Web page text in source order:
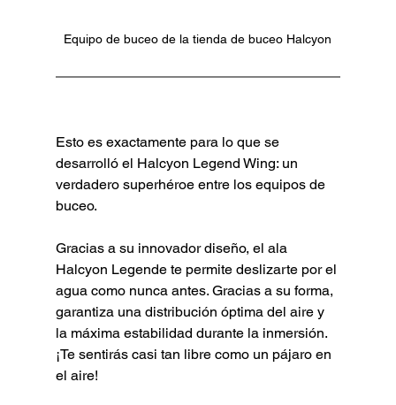
Equipo de buceo de la tienda de buceo Halcyon
Esto es exactamente para lo que se
desarrolló el Halcyon Legend Wing: un
verdadero superhéroe entre los equipos de
buceo.
Gracias a su innovador diseño, el ala
Halcyon Legende te permite deslizarte por el
agua como nunca antes. Gracias a su forma,
garantiza una distribución óptima del aire y
la máxima estabilidad durante la inmersión.
¡Te sentirás casi tan libre como un pájaro en
el aire!